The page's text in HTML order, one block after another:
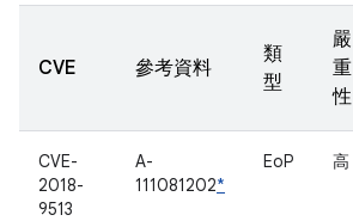
CVE 參考資料
類
型
嚴
重
性
CVE-
2018-
9513
A-
111081202*
EoP 高